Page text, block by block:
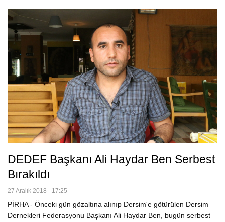
DEDEF Başkanı Ali Haydar Ben Serbest
Bırakıldı
27 Aralık 2018 - 17:25
PİRHA - Önceki gün gözaltına alınıp Dersim'e götürülen Dersim
Dernekleri Federasyonu Başkanı Ali Haydar Ben, bugün serbest